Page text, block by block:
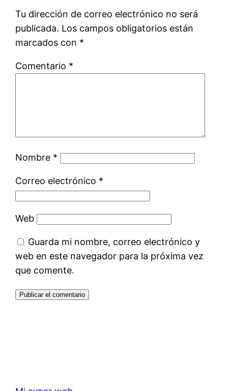
Tu dirección de correo electrónico no será
publicada. Los campos obligatorios están
marcados con *
Comentario *
Nombre *
Correo electrónico *
Web
Guarda mi nombre, correo electrónico y
web en este navegador para la próxima vez
que comente.